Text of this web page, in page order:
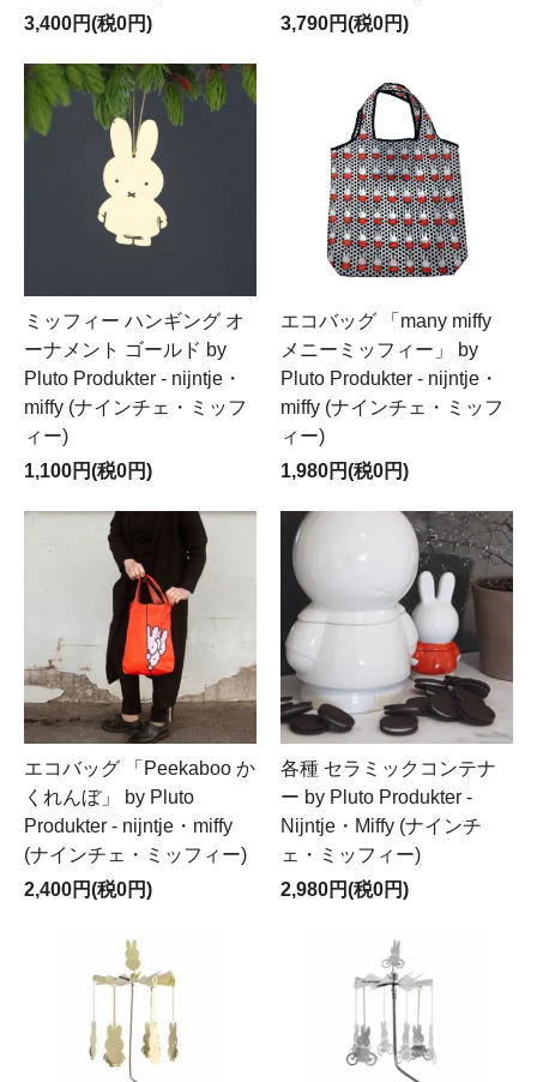
3,400円(税0円)
3,790円(税0円)
ミッフィー ハンギング オ
ーナメント ゴールド by
Pluto Produkter - nijntje・
miffy (ナインチェ・ミッフ
ィー)
1,100円(税0円)
エコバッグ 「many miffy
メニーミッフィー」 by
Pluto Produkter - nijntje・
miffy (ナインチェ・ミッフ
ィー)
1,980円(税0円)
エコバッグ 「Peekaboo か
くれんぼ」 by Pluto
Produkter - nijntje・miffy
(ナインチェ・ミッフィー)
2,400円(税0円)
各種 セラミックコンテナ
ー by Pluto Produkter -
Nijntje・Miffy (ナインチ
ェ・ミッフィー)
2,980円(税0円)